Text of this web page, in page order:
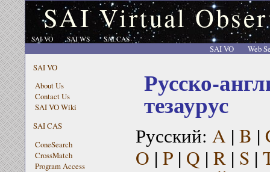
SAI Virtual
SAI VO SAI WS SAI CAS
SAI VO
Web
SAI VO
About Us
Contact Us
SAI VO Wiki
SAI CAS
ConeSearch
CrossMatch
Program Access
Русско-
тезаурус
Русский: A | B |
O | P| Q | R| S |